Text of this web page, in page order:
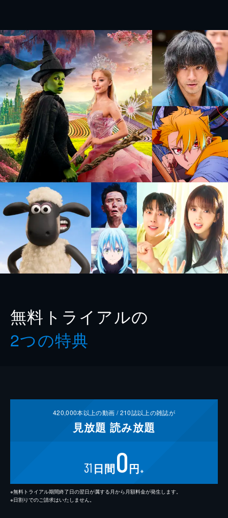
無料トライアルの
2つの特典
420,000本以上の動画 /210誌以上の雑誌が
見放題 読み放題
31 日間0円 ※
※無料トライアル期間終了日の翌日が属する月から月額料金が発生します。
※日割りでのご請求はいたしません。